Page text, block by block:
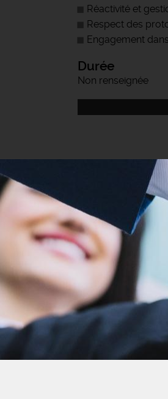
Réactivité et
Respect des
Engagement
Durée
Non renseignée